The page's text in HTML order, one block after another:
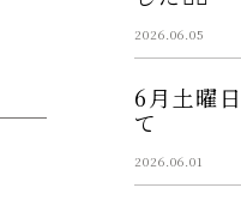
2026.06.05
6月土曜
て
2026.06.01